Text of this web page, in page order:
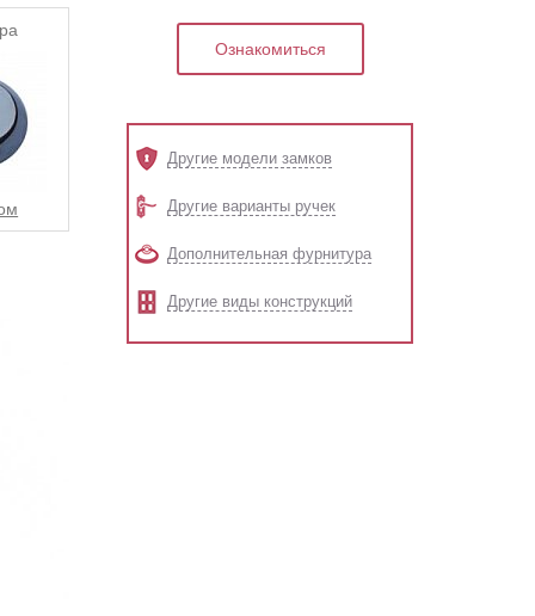
Ознакомиться
Другие модели замков
Другие варианты ручек
Дополнительная фурнитура
Другие виды конструкций